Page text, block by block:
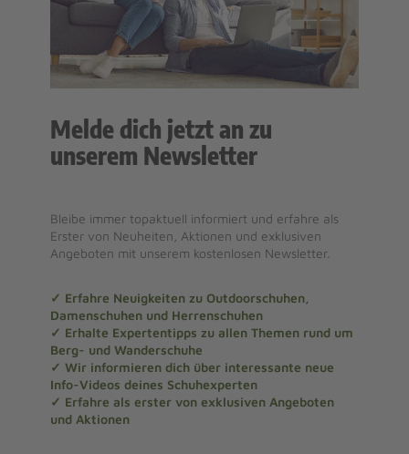
Melde dich jetzt an zu
unserem Newsletter
Bleibe immer topaktuell informiert und erfahre als
Erster von Neuheiten, Aktionen und exklusiven
Angeboten mit unserem kostenlosen Newsletter.
✓ Erfahre Neuigkeiten zu Outdoorschuhen,
Damenschuhen und Herrenschuhen
✓ Erhalte Expertentipps zu allen Themen rund um
Berg- und Wanderschuhe
✓ Wir informieren dich über interessante neue
Info-Videos deines Schuhexperten
✓ Erfahre als erster von exklusiven Angeboten
und Aktionen